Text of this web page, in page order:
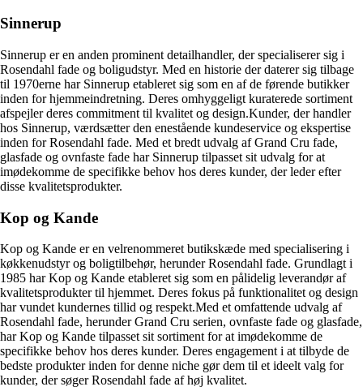
Sinnerup
Sinnerup er en anden prominent detailhandler, der specialiserer sig i
Rosendahl fade og boligudstyr. Med en historie der daterer sig tilbage
til 1970erne har Sinnerup etableret sig som en af de førende butikker
inden for hjemmeindretning. Deres omhyggeligt kuraterede sortiment
afspejler deres commitment til kvalitet og design.Kunder, der handler
hos Sinnerup, værdsætter den enestående kundeservice og ekspertise
inden for Rosendahl fade. Med et bredt udvalg af Grand Cru fade,
glasfade og ovnfaste fade har Sinnerup tilpasset sit udvalg for at
imødekomme de specifikke behov hos deres kunder, der leder efter
disse kvalitetsprodukter.
Kop og Kande
Kop og Kande er en velrenommeret butikskæde med specialisering i
køkkenudstyr og boligtilbehør, herunder Rosendahl fade. Grundlagt i
1985 har Kop og Kande etableret sig som en pålidelig leverandør af
kvalitetsprodukter til hjemmet. Deres fokus på funktionalitet og design
har vundet kundernes tillid og respekt.Med et omfattende udvalg af
Rosendahl fade, herunder Grand Cru serien, ovnfaste fade og glasfade,
har Kop og Kande tilpasset sit sortiment for at imødekomme de
specifikke behov hos deres kunder. Deres engagement i at tilbyde de
bedste produkter inden for denne niche gør dem til et ideelt valg for
kunder, der søger Rosendahl fade af høj kvalitet.